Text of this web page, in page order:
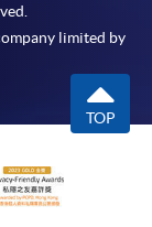
單元
單元或繳
就讀的課
程序。
limited by
TOP